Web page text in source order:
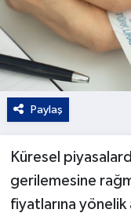
Paylaş
Küresel
gerilemesine
fiyatlarına yönelik